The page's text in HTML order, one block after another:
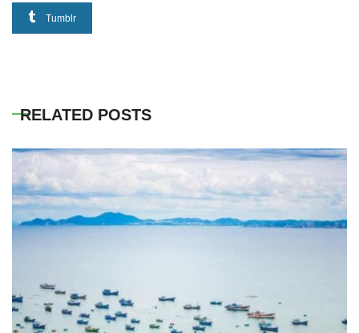
Tumblr
RELATED POSTS